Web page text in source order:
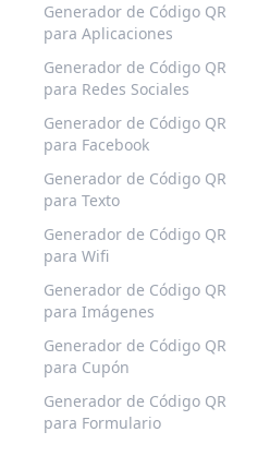
Generador de Código QR
para Aplicaciones
Generador de Código QR
para Redes Sociales
Generador de Código QR
para Facebook
Generador de Código QR
para Texto
Generador de Código QR
para Wifi
Generador de Código QR
para Imágenes
Generador de Código QR
para Cupón
Generador de Código QR
para Formulario